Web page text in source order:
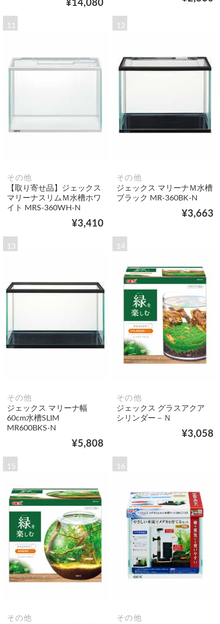
¥14,080
11
その他
【取り寄せ品】ジェックス
マリーナスリムＭ水槽ホワ
イト MRS-360WH-N
¥3,410
12
その他
ジェックス マリーナＭ水槽
ブラック MR-360BK-N
¥3,663
13
その他
ジェックス マリーナ幅
60cm水槽SLIM
MR600BKS-N
¥5,808
14
その他
ジェックス グラスアクア
シリンダー－Ｎ
¥3,058
15
その他
16
その他